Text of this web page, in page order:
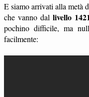
E siamo arrivati alla metà
che vanno dallivello
pochino difficile, ma
facilmente: